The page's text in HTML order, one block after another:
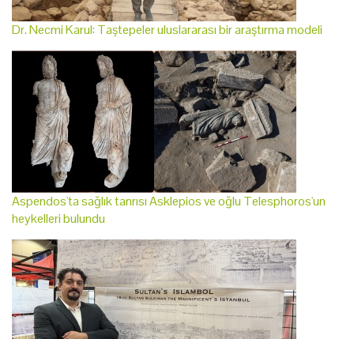
Dr. Necmi Karul: Taştepeler uluslararası bir araştırma modeli
Aspendos'ta sağlık tanrısı Asklepios ve oğlu Telesphoros'un
heykelleri bulundu